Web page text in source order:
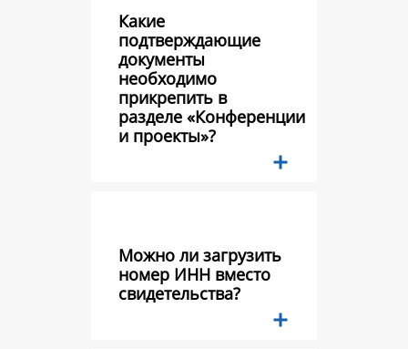
Какие
подтверждающие
документы
необходимо
прикрепить в
разделе «Конференции
и проекты»?
Можно ли загрузить
номер ИНН вместо
свидетельства?